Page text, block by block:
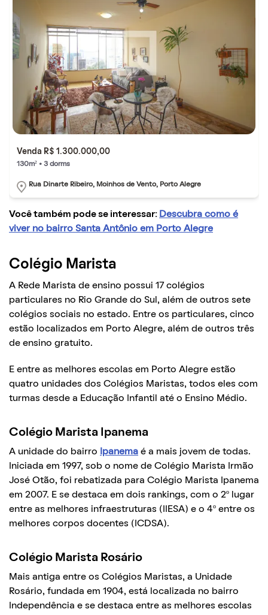
Venda R$ 1.300.000,00
130m² • 3 dorms
Rua Dinarte Ribeiro, Moinhos de Vento, Porto Alegre
Você também pode se interessar: Descubra como é
viver no bairro Santa Antônio em Porto Alegre
Colégio Marista
A Rede Marista de ensino possui 17 colégios
particulares no Rio Grande do Sul, além de outros sete
colégios sociais no estado. Entre os particulares, cinco
estão localizados em Porto Alegre, além de outros três
de ensino gratuito.
E entre as melhores escolas em Porto Alegre estão
quatro unidades dos Colégios Maristas, todos eles com
turmas desde a Educação Infantil até o Ensino Médio.
Colégio Marista Ipanema
A unidade do bairro Ipanema é a mais jovem de todas.
Iniciada em 1997, sob o nome de Colégio Marista Irmão
José Otão, foi rebatizada para Colégio Marista Ipanema
em 2007. E se destaca em dois rankings, com o 2º lugar
entre as melhores infraestruturas (IIESA) e o 4º entre os
melhores corpos docentes (ICDSA).
Colégio Marista Rosário
Mais antiga entre os Colégios Maristas, a Unidade
Rosário, fundada em 1904, está localizada no bairro
Independência e se destaca entre as melhores escolas